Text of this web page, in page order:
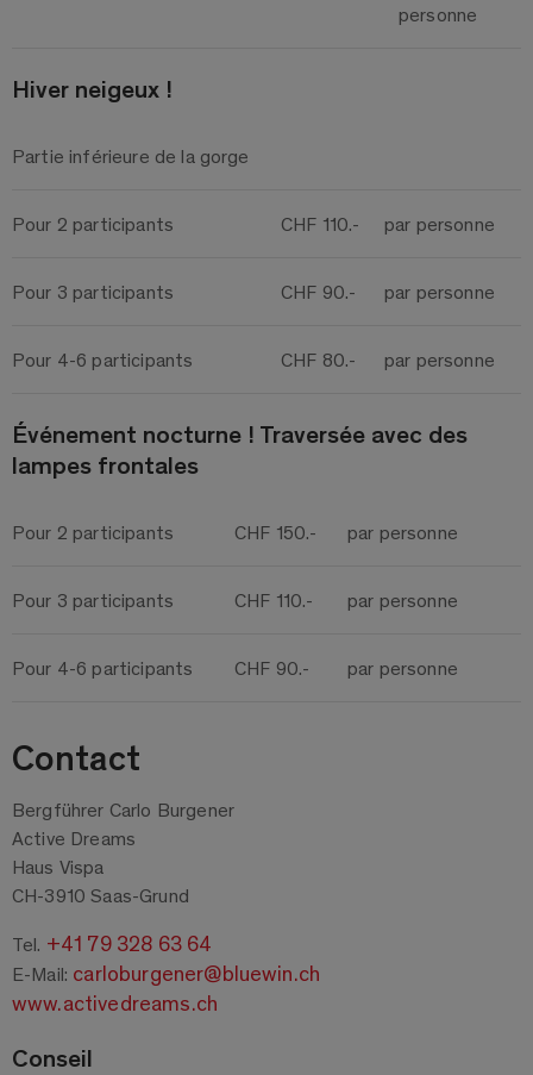
personne
Hiver neigeux !
Partie inférieure de la gorge
Pour 2 participants CHF 110.- par personne
Pour 3 participants CHF 90.- par personne
Pour 4-6 participants CHF 80.- par personne
Événement nocturne ! Traversée avec des
lampes frontales
Pour 2 participants CHF 150.- par personne
Pour 3 participants CHF 110.- par personne
Pour 4-6 participants CHF 90.- par personne
Contact
Bergführer Carlo Burgener
Active Dreams
Haus Vispa
CH-3910 Saas-Grund
Tel. +41 79 328 63 64
E-Mail: carloburgener@bluewin.ch
www.activedreams.ch
Conseil